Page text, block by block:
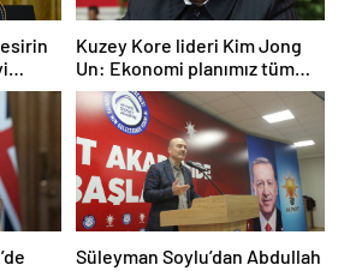
Kuzey Kore lideri Kim Jong
Un: Ekonomi planımız tüm
sektörlerde başarısız oldu
Süleyman Soylu’dan Abdullah